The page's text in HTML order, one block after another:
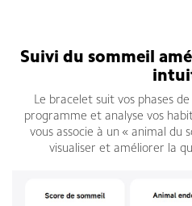
Suivi du sommeil
Le bracelet suit vos phases
programme et analyse vos
vous associe à un « animal du
visualiser et améliorer la